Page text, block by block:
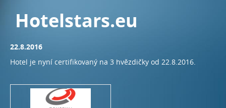
Rezervace - restaurace
+420 774 601 902
Hotelstars.eu
22.8.2016
Hotel je nyní certifikovaný na 3 hvězdičky od 22.8.2016.